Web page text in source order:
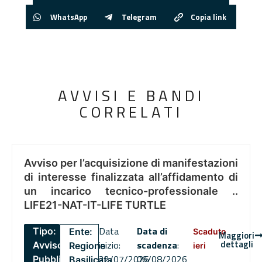
WhatsApp Telegram Copia link
AVVISI E BANDI
CORRELATI
Avviso per l’acquisizione di manifestazioni
di interesse finalizzata all’affidamento di
un incarico tecnico-professionale ..
LIFE21-NAT-IT-LIFE TURTLE
Tipo:
Avviso
Pubblico
Ente:
Regione
Data
inizio:
Data di
scadenza:
Scaduto
ieri
Maggiori
dettagli